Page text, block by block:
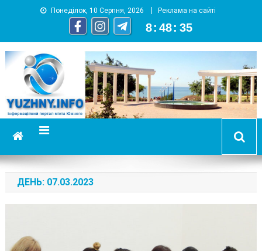
Понеділок, 10 Серпня, 2026 Реклама на сайті
8 : 48 : 36
YUZHNY.INFO
информационный портал города Южный
ДЕНЬ: 07.03.2023